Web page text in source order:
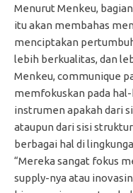
Menurut Menkeu,
itu akan membahas
menciptakan
lebih berkualitas, dan
Menkeu, communique
memfokuskan pada
instrumen apakah dari
ataupun dari sisi
berbagai hal di
“Mereka sangat fokus
supply-nya atau